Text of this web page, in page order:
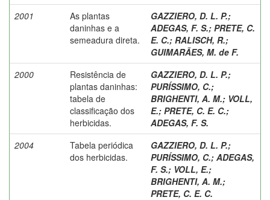
2001
As plantas
daninhas e a
semeadura direta.
GAZZIERO, D. L. P.;
ADEGAS, F. S.; PRETE, C.
E. C.; RALISCH, R.;
GUIMARÃES, M. de F.
2000
Resistência de
plantas daninhas:
tabela de
classificação dos
herbicidas.
GAZZIERO, D. L. P.;
PURÍSSIMO, C.;
BRIGHENTI, A. M.; VOLL,
E.; PRETE, C. E. C.;
ADEGAS, F. S.
2004
Tabela periódica
dos herbicidas.
GAZZIERO, D. L. P.;
PURÍSSIMO, C.; ADEGAS,
F. S.; VOLL, E.;
BRIGHENTI, A. M.;
PRETE, C. E. C.